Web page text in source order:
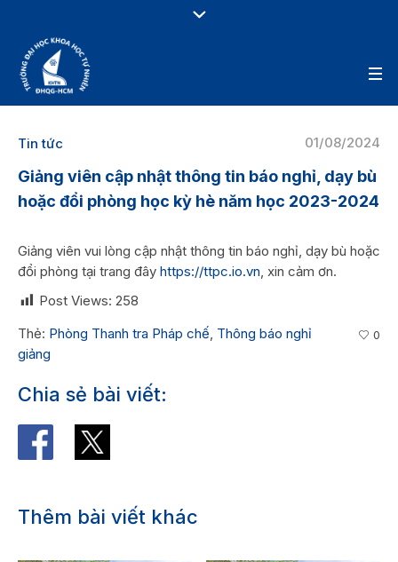
01/08/2024
Tin tức
Giảng viên cập nhật thông tin báo nghỉ, dạy bù
hoặc đổi phòng học kỳ hè năm học 2023-2024
Giảng viên vui lòng cập nhật thông tin báo nghỉ, dạy bù hoặc
đổi phòng tại trang đây https://ttpc.io.vn, xin cảm ơn.
Post Views: 258
Thẻ: Phòng Thanh tra Pháp chế, Thông báo nghỉ
giảng
0
Chia sẻ bài viết:
Thêm bài viết khác